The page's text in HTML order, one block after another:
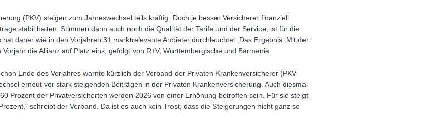
(PKV) steigen zum Jahreswechsel teils kräftig. Doch je besser Versicherer finanziell
stabil halten. Stimmen dann auch noch die Qualität der Tarife und der Service, ist für die
daher wie in den Vorjahren 31 marktrelevante Anbieter durchleuchtet. Das Ergebnis: Mit der
die Allianz auf Platz eins, gefolgt von R+V, Württembergische und Barmenia.
Ende des Vorjahres warnte kürzlich der Verband der Privaten Krankenversicherer (PKV-
erneut vor stark steigenden Beiträgen in der Privaten Krankenversicherung. Auch diesmal
Prozent der Privatversicherten werden 2026 von einer Erhöhung betroffen sein. Für sie steigt
schreibt der Verband. Da ist es auch kein Trost, dass die Steigerungen nicht ganz so